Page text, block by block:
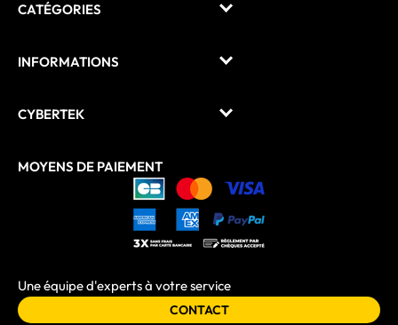
CATÉGORIES
INFORMATIONS
CYBERTEK
MOYENS DE PAIEMENT
Une équipe d'experts à votre service
CONTACT